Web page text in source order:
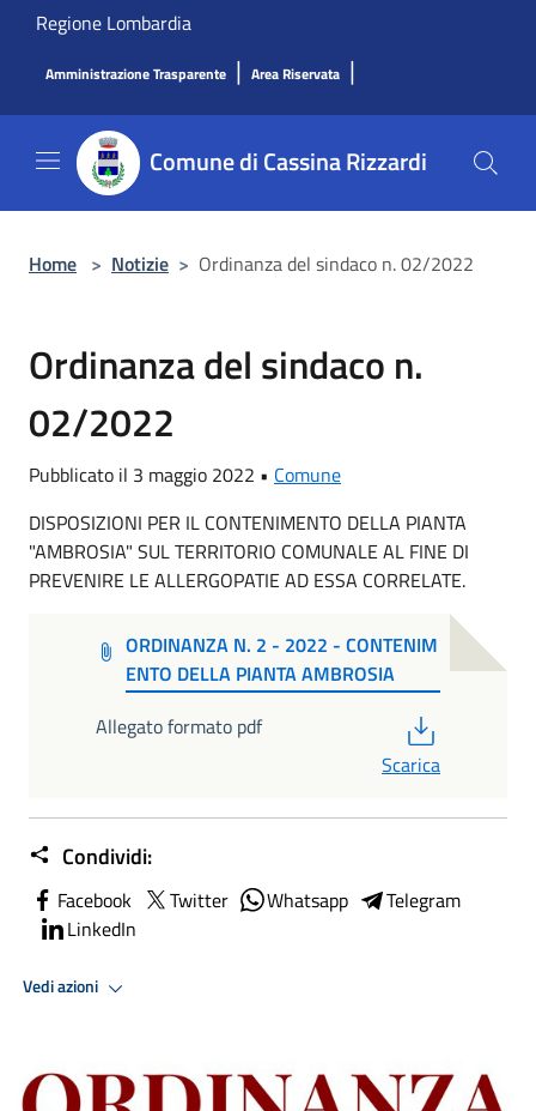
Salta al contenuto principale
Regione Lombardia
Amministrazione Trasparente | Area Riservata |
Comune di Cassina Rizzardi
Home > Notizie > Ordinanza del sindaco n. 02/2022
Ordinanza del sindaco n.
02/2022
Pubblicato il 3 maggio 2022 • Comune
DISPOSIZIONI PER IL CONTENIMENTO DELLA PIANTA
"AMBROSIA" SUL TERRITORIO COMUNALE AL FINE DI
PREVENIRE LE ALLERGOPATIE AD ESSA CORRELATE.
ORDINANZA N. 2 - 2022 - CONTENIM
ENTO DELLA PIANTA AMBROSIA
Allegato formato pdf
Scarica
Condividi:
Facebook Twitter Whatsapp
Telegram
LinkedIn
Vedi azioni